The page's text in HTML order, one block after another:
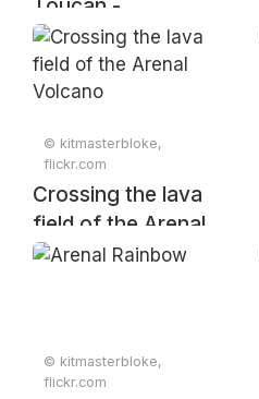
Toucan -
Ramphastos
ambiguus, Arenal
Lodge, Alajuela,
2025
© kitmasterbloke,
flickr.com
Crossing the lava
field of the Arenal
Volcano
© kitmasterbloke,
flickr.com